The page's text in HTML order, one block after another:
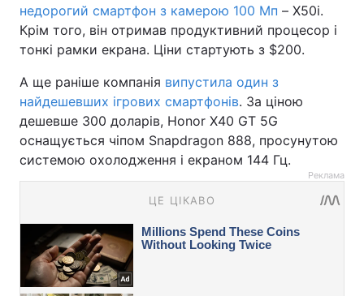
недорогий смартфон з камерою 100 Мп – X50i.
Крім того, він отримав продуктивний процесор і
тонкі рамки екрана. Ціни стартують з $200.
А ще раніше компанія випустила один з
найдешевших ігрових смартфонів. За ціною
дешевше 300 доларів, Honor X40 GT 5G
оснащується чіпом Snapdragon 888, просунутою
системою охолодження і екраном 144 Гц.
Реклама